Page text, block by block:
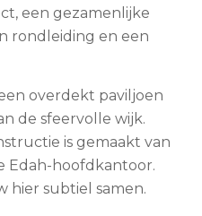
een gezamenlijke
rondleiding en een
overdekt paviljoen
de sfeervolle wijk.
is gemaakt van
Edah-hoofdkantoor.
hier subtiel samen.